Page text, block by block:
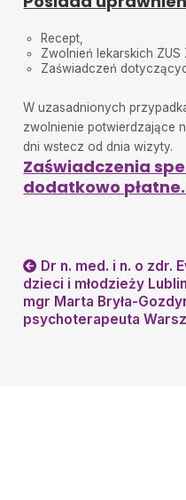
Recept,
Zwolnień lekarskich ZUS
Zaświadczeń
W uzasadnionych
zwolnienie potwierdzające
dni wstecz od dnia wizyty.
Zaświadczenia
dodatkowo
Dr n. med. i n. o zdr.
dzieci i młodzieży Lublin
mgr Marta Bryła-
psychoterapeuta